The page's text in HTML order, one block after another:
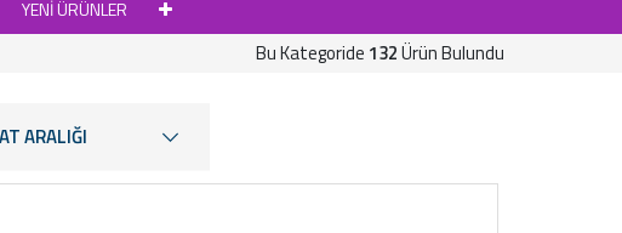
YENİ ÜRÜNLER
Bu Kategoride 132Ürün Bulundu
ARALIĞI